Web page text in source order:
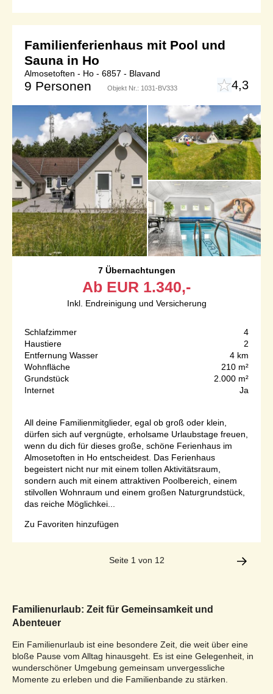
Familienferienhaus mit Pool und
Sauna in Ho
Almosetoften - Ho - 6857 - Blavand
9 Personen Objekt Nr.: 1031-BV333 4,3
7 Übernachtungen
Ab EUR 1.340,-
Inkl. Endreinigung und Versicherung
Schlafzimmer
4
Haustiere
2
Entfernung Wasser
4 km
Wohnfläche
210 m²
Grundstück
2.000 m²
Internet
Ja
All deine Familienmitglieder, egal ob groß oder klein,
dürfen sich auf vergnügte, erholsame Urlaubstage freuen,
wenn du dich für dieses große, schöne Ferienhaus im
Almosetoften in Ho entscheidest. Das Ferienhaus
begeistert nicht nur mit einem tollen Aktivitätsraum,
sondern auch mit einem attraktiven Poolbereich, einem
stilvollen Wohnraum und einem großen Naturgrundstück,
das reiche Möglichkei...
Zu Favoriten hinzufügen
Seite 1 von 12
Familienurlaub: Zeit für Gemeinsamkeit und
Abenteuer
Ein Familienurlaub ist eine besondere Zeit, die weit über eine
bloße Pause vom Alltag hinausgeht. Es ist eine Gelegenheit, in
wunderschöner Umgebung gemeinsam unvergessliche
Momente zu erleben und die Familienbande zu stärken.